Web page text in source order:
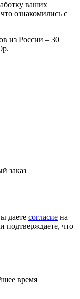
ваших
ознакомились с
из России – 30
заказ
даете согласие на
подтверждаете, что
время